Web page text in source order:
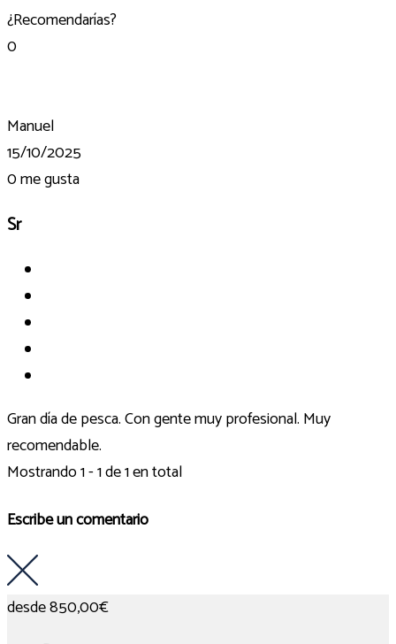
¿Recomendarías?
0
Manuel
15/10/2025
0me gusta
Sr
Gran día de pesca. Con gente muy profesional. Muy
recomendable.
Mostrando 1 - 1 de 1 en total
Escribe un comentario
desde850,00€